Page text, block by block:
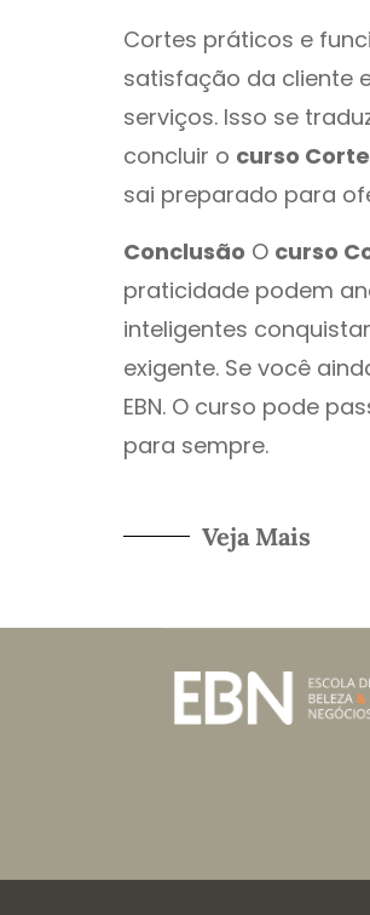
Cortes práticos e
satisfação da cliente
serviços. Isso se
concluir o curso
sai preparado para
Conclusão O curso
praticidade podem
inteligentes
exigente. Se você
EBN. O curso pode
para sempre.
Veja Mais